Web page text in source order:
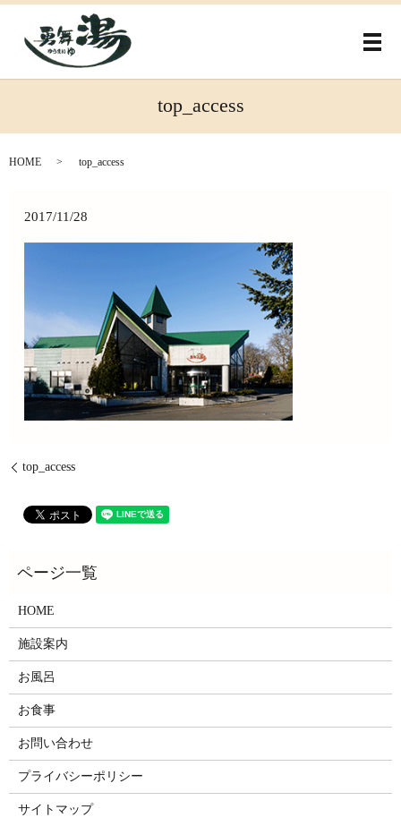
メ
top_access
HOME top_access
2017/11/28
top_access
HOME
施設案内
お風呂
お食事
お問い合わせ
プライバシーポリシー
サイトマップ